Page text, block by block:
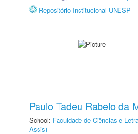
Repositório Institucional UNESP
Paulo Tadeu Rabelo da
School: Faculdade de Ciências e
Assis)